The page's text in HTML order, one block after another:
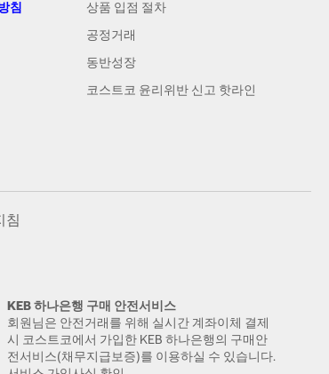
침
상품 입점 절차
공정거래
동반성장
코스트코 윤리위반 신고 핫라인
침
KEB 하나은행 구매 안전서비스
회원님은 안전거래를 위해 실시간 계좌이체 결제
시 코스트코에서 가입한 KEB 하나은행의 구매안
전서비스(채무지급보증)를 이용하실 수 있습니다.